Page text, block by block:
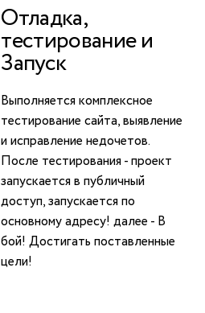
Отладка,
тестирование и
Запуск
Выполняется комплексное
тестирование сайта, выявление
и исправление недочетов.
После тестирования - проект
запускается в публичный
доступ, запускается по
основному адресу! далее - В
бой! Достигать поставленные
цели!